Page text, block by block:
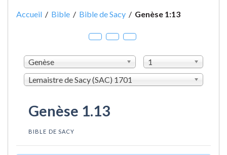
Accueil / Bible / Bible de Sacy / Genèse 1:13
Genèse
1
Lemaistre de Sacy (SAC) 1701
Genèse 1.13
BIBLE DE SACY